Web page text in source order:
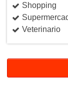
Shopping
Veterinario